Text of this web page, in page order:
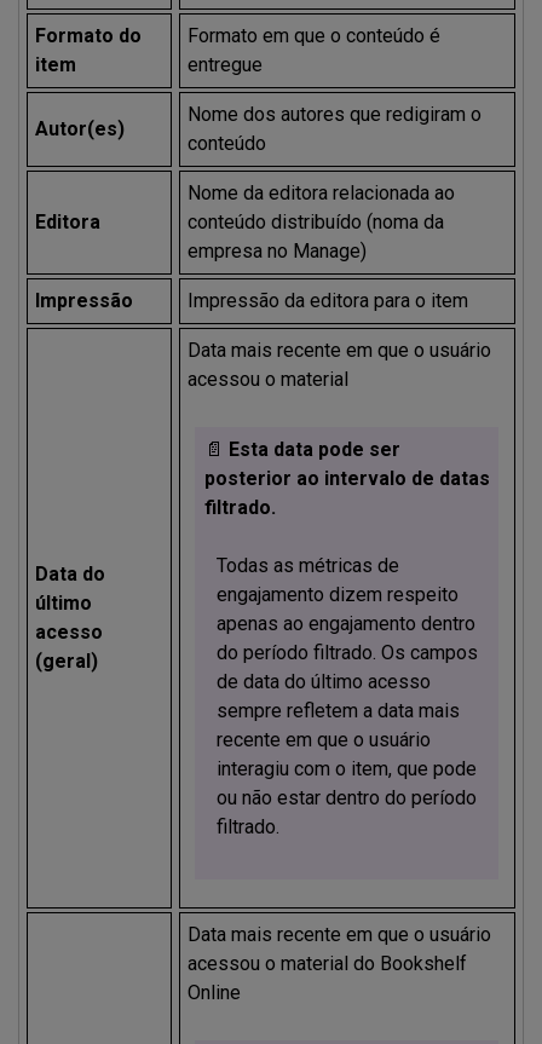
Formato do
item
Formato em que o conteúdo é
entregue
Autor(es)
Nome dos autores que redigiram o
conteúdo
Editora
Nome da editora relacionada ao
conteúdo distribuído (noma da
empresa no Manage)
Impressão Impressão da editora para o item
Data do
último
acesso
(geral)
Data mais recente em que o usuário
acessou o material
📄
Esta data pode ser
posterior ao intervalo de datas
filtrado.
Todas as métricas de
engajamento dizem respeito
apenas ao engajamento dentro
do período filtrado. Os campos
de data do último acesso
sempre refletem a data mais
recente em que o usuário
interagiu com o item, que pode
ou não estar dentro do período
filtrado.
Data mais recente em que o usuário
acessou o material do Bookshelf
Online